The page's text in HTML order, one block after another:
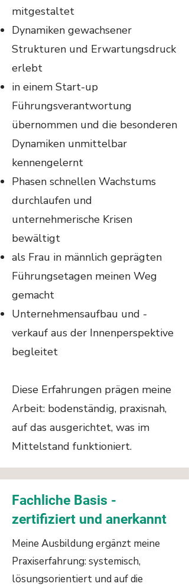
mitgestaltet
Dynamiken gewachsener
Strukturen und Erwartungsdruck
erlebt
in einem Start-up
Führungsverantwortung
übernommen und die besonderen
Dynamiken unmittelbar
kennengelernt
Phasen schnellen Wachstums
durchlaufen und
unternehmerische Krisen
bewältigt
als Frau in männlich geprägten
Führungsetagen meinen Weg
gemacht
Unternehmensaufbau und -
verkauf aus der Innenperspektive
begleitet
Diese Erfahrungen prägen meine
Arbeit: bodenständig, praxisnah,
auf das ausgerichtet, was im
Mittelstand funktioniert.
Fachliche Basis -
zertifiziert und anerkannt
Meine Ausbildung ergänzt meine
Praxiserfahrung: systemisch,
lösungsorientiert und auf die